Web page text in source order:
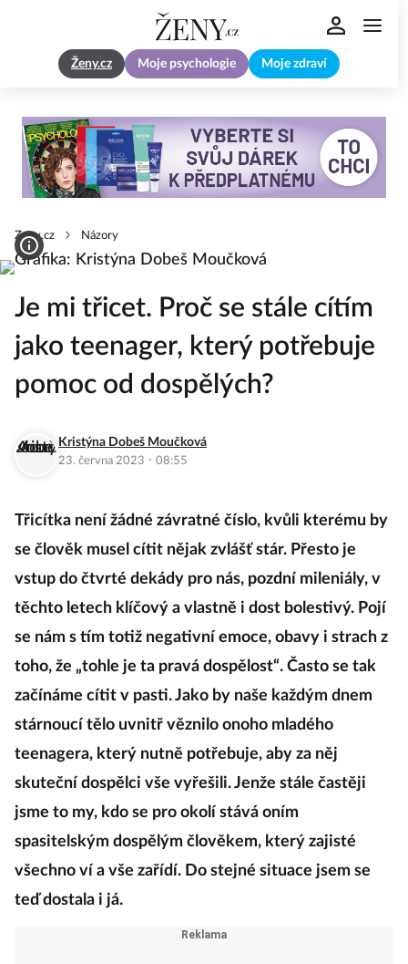
Ženy.cz Moje psychologie Moje zdraví
Zeny.cz Názory
Je mi třicet. Proč se stále cítím
jako teenager, který potřebuje
pomoc od dospělých?
Kristýna Dobeš Moučková
23. června 2023 · 08:55
Třicítka není žádné závratné číslo, kvůli kterému by
se člověk musel cítit nějak zvlášť stár. Přesto je
vstup do čtvrté dekády pro nás, pozdní mileniály, v
těchto letech klíčový a vlastně i dost bolestivý. Pojí
se nám s tím totiž negativní emoce, obavy i strach z
toho, že „tohle je ta pravá dospělost“. Často se tak
začínáme cítit v pasti. Jako by naše každým dnem
stárnoucí tělo uvnitř věznilo onoho mladého
teenagera, který nutně potřebuje, aby za něj
skuteční dospělci vše vyřešili. Jenže stále častěji
jsme to my, kdo se pro okolí stává oním
spasitelským dospělým člověkem, který zajisté
všechno ví a vše zařídí. Do stejné situace jsem se
teď dostala i já.